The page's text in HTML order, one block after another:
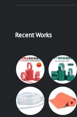
Recent Works